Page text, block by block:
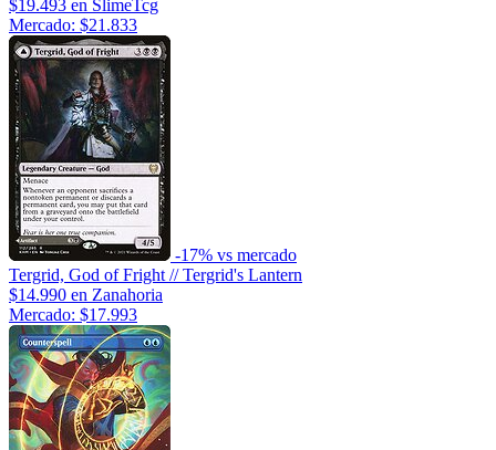
$19.493 en SlimeTcg
Mercado: $21.833
-17% vs mercado
Tergrid, God of Fright // Tergrid's Lantern
$14.990 en Zanahoria
Mercado: $17.993